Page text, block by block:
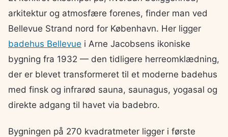
arkitektur og atmosfære forenes, finder man ved
Bellevue Strand nord for København. Her ligger
badehus Bellevue i Arne Jacobsens ikoniske
bygning fra 1932 — den tidligere herreomklædning,
der er blevet transformeret til et moderne badehus
med finsk og infrarød sauna, saunagus, yogasal og
direkte adgang til havet via badebro.
Bygningen på 270 kvadratmeter ligger i første